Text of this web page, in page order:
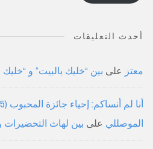
أحدث التعليقات
معتز على بين “خليك بالبيت” و
الموصللي على بين لهاث